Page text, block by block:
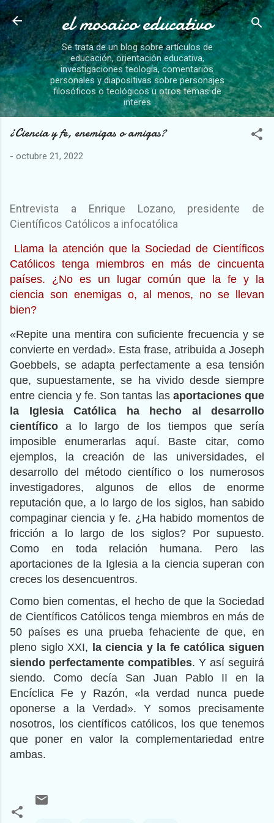
Ir al contenido principal
el mosaico educativo
Se trata de un blog sobre artículos de
educación, orientación educativa,
investigaciones teología, comentarios
personales y diapositivas sobre personajes
filosóficos o teológicos u otros temas de
interes
¿Ciencia y fe, enemigas o amigas?
- octubre 21, 2022
Entrevista a Enrique Lozano, presidente de
Científicos Católicos a infocatólica
Llama la atención que la Sociedad de Científicos
Católicos tenga miembros en más de cincuenta
países. ¿No es un lugar común que la fe y la
ciencia son enemigas o, al menos, no se llevan
bien?
«Repite una mentira con suficiente frecuencia y se
convierte en verdad». Esta frase, atribuida a Joseph
Goebbels, se adapta perfectamente a esa tensión
que, supuestamente, se ha vivido desde siempre
entre ciencia y fe. Son tantas las aportaciones que
la Iglesia Católica ha hecho al desarrollo
científico a lo largo de los tiempos que sería
imposible enumerarlas aquí. Baste citar, como
ejemplos, la creación de las universidades, el
desarrollo del método científico o los numerosos
investigadores, algunos de ellos de enorme
reputación que, a lo largo de los siglos, han sabido
compaginar ciencia y fe. ¿Ha habido momentos de
fricción a lo largo de los siglos? Por supuesto.
Como en toda relación humana. Pero las
aportaciones de la Iglesia a la ciencia superan con
creces los desencuentros.
Como bien comentas, el hecho de que la Sociedad
de Científicos Católicos tenga miembros en más de
50 países es una prueba fehaciente de que, en
pleno siglo XXI, la ciencia y la fe católica siguen
siendo perfectamente compatibles. Y así seguirá
siendo. Como decía San Juan Pablo II en la
Encíclica Fe y Razón, «la verdad nunca puede
oponerse a la Verdad». Y somos precisamente
nosotros, los científicos católicos, los que tenemos
que poner en valor la complementariedad entre
ambas.